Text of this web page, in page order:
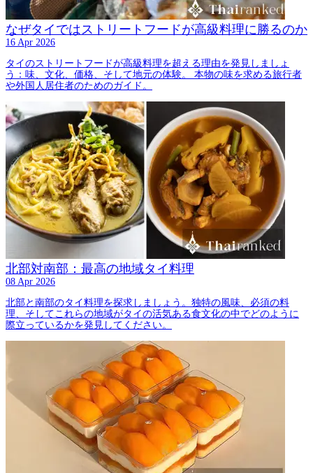
なぜタイではストリートフードが高級料理に勝るのか
16 Apr 2026
タイのストリートフードが高級料理を超える理由を発見しましょ
う：味、文化、価格、そして地元の体験。 本物の味を求める旅行者
や外国人居住者のためのガイド。
北部対南部：最高の地域タイ料理
08 Apr 2026
北部と南部のタイ料理を探求しましょう。独特の風味、必須の料
理、そしてこれらの地域がタイの活気ある食文化の中でどのように
際立っているかを発見してください。